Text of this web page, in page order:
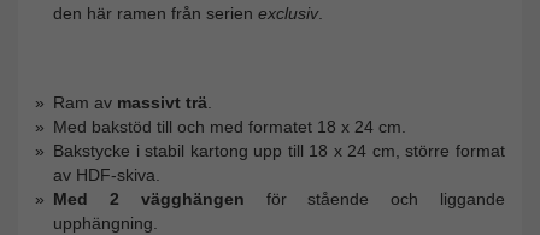
den här ramen från serien exclusiv.
Ram av massivt trä
Med bakstöd till och med formatet 18 x 24 cm.
Bakstycke i stabil kartong upp till 18 x 24 cm, större format
av HDF-skiva.
Med 2 vägghängen för stående och liggande
upphängning.